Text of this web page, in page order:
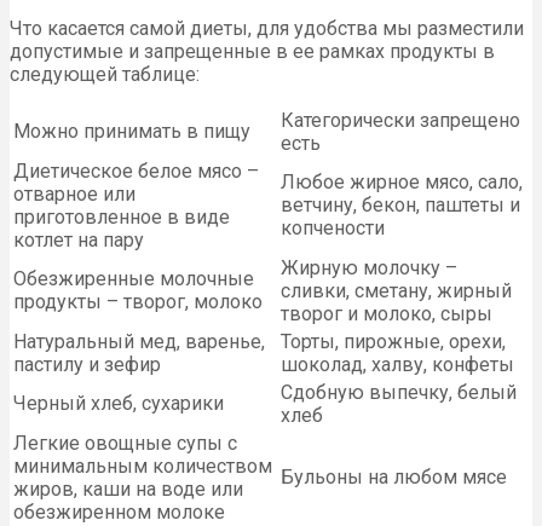
Что касается самой диеты, для удобства мы разместили
допустимые и запрещенные в ее рамках продукты в
следующей таблице:
Можно принимать в пищу
Категорически запрещено
есть
Диетическое белое мясо –
отварное или
приготовленное в виде
котлет на пару
Любое жирное мясо, сало,
ветчину, бекон, паштеты и
копчености
Обезжиренные молочные
продукты – творог, молоко
Жирную молочку –
сливки, сметану, жирный
творог и молоко, сыры
Натуральный мед, варенье,
пастилу и зефир
Торты, пирожные, орехи,
шоколад, халву, конфеты
Черный хлеб, сухарики
Сдобную выпечку, белый
хлеб
Легкие овощные супы с
минимальным количеством
жиров, каши на воде или
обезжиренном молоке
Бульоны на любом мясе